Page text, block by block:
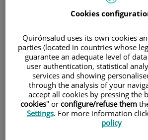
femenins i cada any, a
incidència al nostre país
partir dels 60 anys. Amb
Mundial del Càncer d'Ovari,
quins són els símptomes i
Cookies
Quirónsalud uses its own cookies
parties (located in countries whose
guarantee an adequate level of
user authentication, statistical
services and showing
through the analysis of your
accept all cookies by pressing the
cookies" or configure/refuse them
Settings. For more information
policy